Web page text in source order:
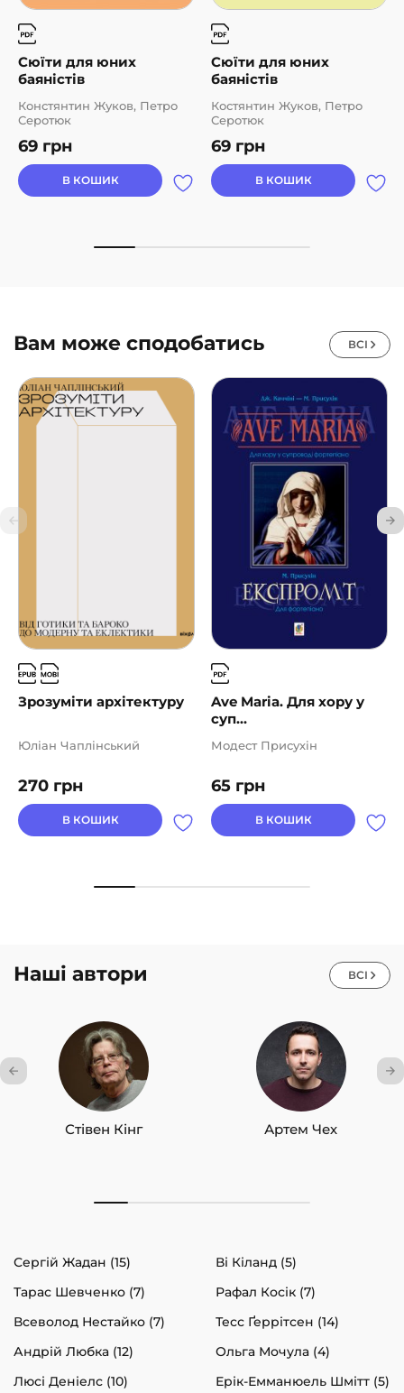
Сюїти для юних
баяністів
69 грн
Констянтин Жуков, Петро
Серотюк
В КОШИК
Сюїти для юних
баяністів
69 грн
Костянтин Жуков, Петро
Серотюк
В КОШИК
Вам може сподобатись ВСІ
Зрозуміти архітектуру
270 грн
Юліан Чаплінський
В КОШИК
Ave Maria. Для хору у
суп...
65 грн
Модест Присухін
В КОШИК
Наші автори ВСІ
Стівен Кінг Артем Чех
Сергій Жадан (15)
Ві Кіланд (5)
Тарас Шевченко (7)
Рафал Косік (7)
Всеволод Нестайко (7)
Тесс Ґеррітсен (14)
Андрій Любка (12)
Ольга Мочула (4)
Люсі Деніелс (10)
Ерік-Емманюель Шмітт (5)